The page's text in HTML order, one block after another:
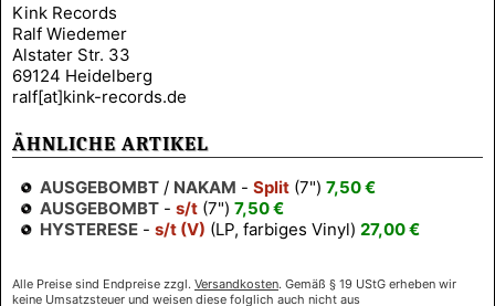
Kink Records
Ralf Wiedemer
Alstater Str. 33
69124 Heidelberg
ralf[at]kink-records.de
ÄHNLICHE ARTIKEL
AUSGEBOMBT / NAKAM - Split (7") 7,50 €
AUSGEBOMBT - s/t (7") 7,50 €
HYSTERESE - s/t (V) (LP, farbiges Vinyl) 27,00 €
Alle Preise sind Endpreise zzgl. Versandkosten. Gemäß § 19 UStG erheben wir
keine Umsatzsteuer und weisen diese folglich auch nicht aus